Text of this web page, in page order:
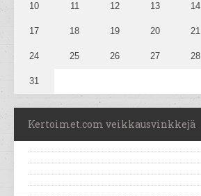
10 11 12 13 14
17 18 19 20 21
24 25 26 27 28
31
Kertoimet.com veikkausvinkkejä